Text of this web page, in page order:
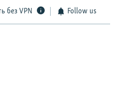
без VPN Follow us